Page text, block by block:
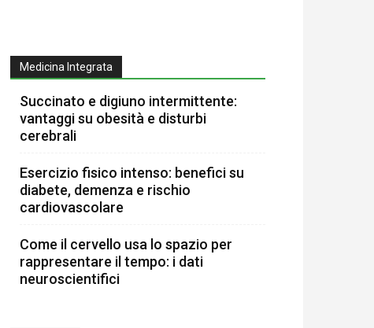
Medicina Integrata
Succinato e digiuno intermittente:
vantaggi su obesità e disturbi
cerebrali
Esercizio fisico intenso: benefici su
diabete, demenza e rischio
cardiovascolare
Come il cervello usa lo spazio per
rappresentare il tempo: i dati
neuroscientifici